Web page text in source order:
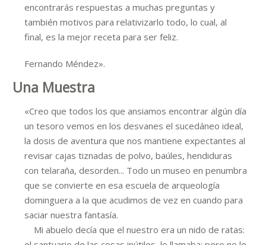
encontrarás respuestas a muchas preguntas y
también motivos para relativizarlo todo, lo cual, al
final, es la mejor receta para ser feliz.
Fernando Méndez».
Una Muestra
«Creo que todos los que ansiamos encontrar algún día
un tesoro vemos en los desvanes el sucedáneo ideal,
la dosis de aventura que nos mantiene expectantes al
revisar cajas tiznadas de polvo, baúles, hendiduras
con telaraña, desorden... Todo un museo en penumbra
que se convierte en esa escuela de arqueología
dominguera a la que acudimos de vez en cuando para
saciar nuestra fantasía.
Mi abuelo decía que el nuestro era un nido de ratas: